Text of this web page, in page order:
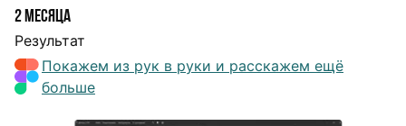
2 месяца
Результат
Покажем из рук в руки и расскажем ещё
больше